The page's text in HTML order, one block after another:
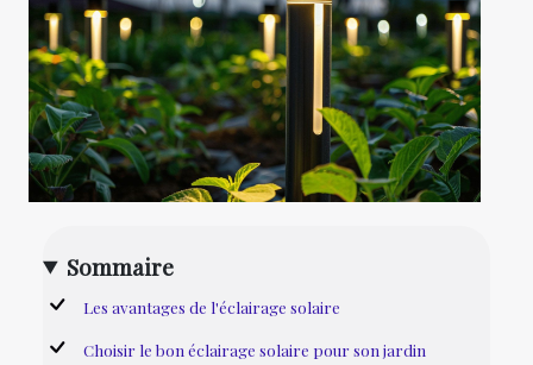
Sommaire
Les avantages de l'éclairage solaire
Choisir le bon éclairage solaire pour son jardin